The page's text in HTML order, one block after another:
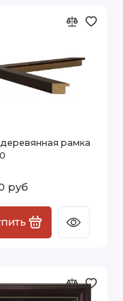
рамка
руб